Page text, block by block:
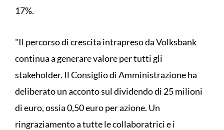
17%.
"Il percorso di crescita intrapreso da Volksbank
continua a generare valore per tutti gli
stakeholder. Il Consiglio di Amministrazione ha
deliberato un acconto sul dividendo di 25 milioni
di euro, ossia 0,50 euro per azione. Un
ringraziamento a tutte le collaboratrici e i